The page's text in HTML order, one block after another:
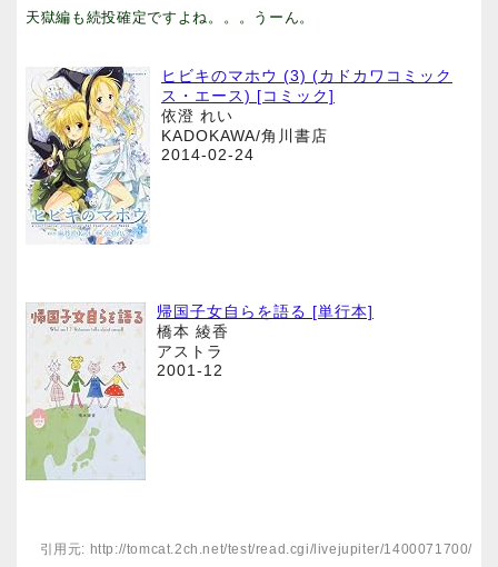
天獄編も続投確定ですよね。。。うーん。
ヒビキのマホウ (3) (カドカワコミック
ス・エース) [コミック]
依澄 れい
KADOKAWA/角川書店
2014-02-24
帰国子女自らを語る [単行本]
橋本 綾香
アストラ
2001-12
引用元: http://tomcat.2ch.net/test/read.cgi/livejupiter/1400071700/